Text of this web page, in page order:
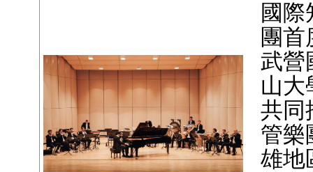
國
團
武營
山大
共同
管樂
雄地